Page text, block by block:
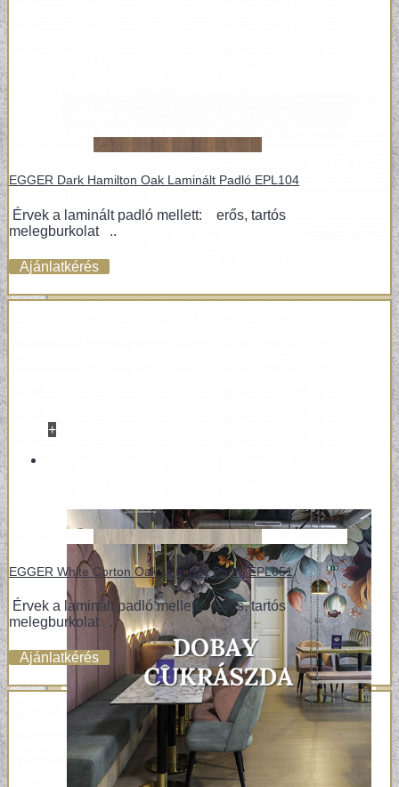
+
EGGER Dark Hamilton Oak Laminált Padló EPL104
Érvek a laminált padló mellett: erős, tartós
melegburkolat ..
Ajánlatkérés
EGGER White Corton Oak Laminált Padló EPL051
Érvek a laminált padló mellett: erős, tartós
melegburkolat ..
Ajánlatkérés